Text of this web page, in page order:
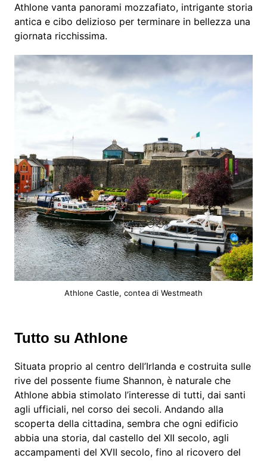
Athlone vanta panorami mozzafiato, intrigante storia
antica e cibo delizioso per terminare in bellezza una
giornata ricchissima.
Athlone Castle, contea di Westmeath
Tutto su Athlone
Situata proprio al centro dell’Irlanda e costruita sulle
rive del possente fiume Shannon, è naturale che
Athlone abbia stimolato l’interesse di tutti, dai santi
agli ufficiali, nel corso dei secoli. Andando alla
scoperta della cittadina, sembra che ogni edificio
abbia una storia, dal castello del XII secolo, agli
accampamenti del XVII secolo, fino al ricovero del